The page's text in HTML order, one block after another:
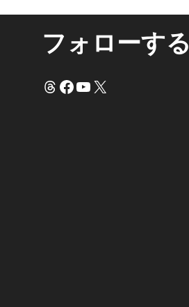
フォローする
スレッド フェイスブックユーチューブX